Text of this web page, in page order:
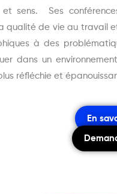
et sens. Ses
qualité de vie au travail
à des
dans un
réfléchie et
En